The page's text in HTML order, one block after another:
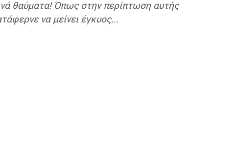
θαύματα! Όπως στην περίπτωση αυτής
να μείνει έγκυος...